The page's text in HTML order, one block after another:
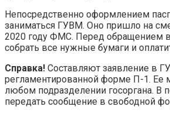
Непосредственно оформлением
заниматься ГУВМ. Оно пришло на
2020 году ФМС. Перед обращением
собрать все нужные бумаги и
Справка! Составляют заявление в
регламентированной форме П-1. Ее
любом подразделении госоргана.
передать сообщение в свободной